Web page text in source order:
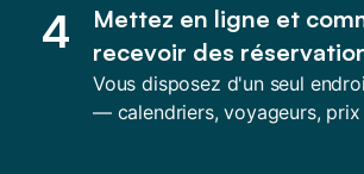
4
Mettez en ligne et
recevoir des
Vous disposez d'un seul
— calendriers, voyageurs, prix